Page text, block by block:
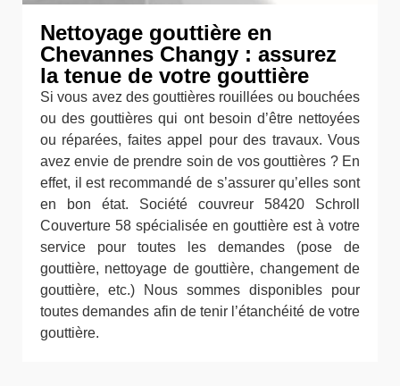
Nettoyage gouttière en
Chevannes Changy : assurez
la tenue de votre gouttière
Si vous avez des gouttières rouillées ou bouchées
ou des gouttières qui ont besoin d’être nettoyées
ou réparées, faites appel pour des travaux. Vous
avez envie de prendre soin de vos gouttières ? En
effet, il est recommandé de s’assurer qu’elles sont
en bon état. Société couvreur 58420 Schroll
Couverture 58 spécialisée en gouttière est à votre
service pour toutes les demandes (pose de
gouttière, nettoyage de gouttière, changement de
gouttière, etc.) Nous sommes disponibles pour
toutes demandes afin de tenir l’étanchéité de votre
gouttière.